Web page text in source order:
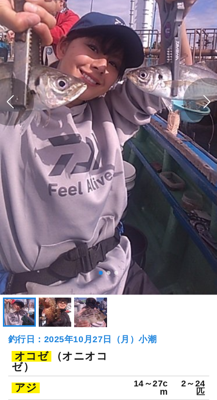
釣行日：2025年10月27日（月）小潮
オコゼ
（オニオコ
ゼ）
アジ
14～27c
m
2～24
匹